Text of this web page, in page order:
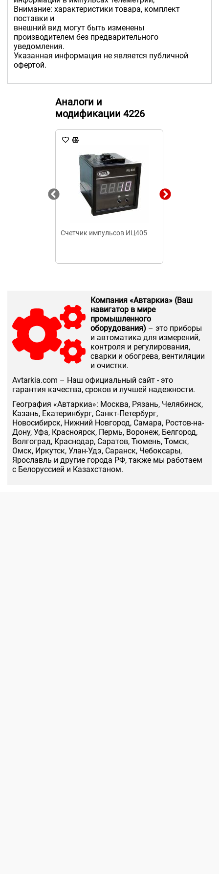
Внимание: характеристики товара, комплект
поставки и
внешний вид могут быть изменены
производителем без предварительного
уведомления.
Указанная информация не является публичной
офертой.
Аналоги и
модификации 4226
Счетчик импульсов ИЦ405
Компания «Автаркиа» (Ваш
навигатор в мире
промышленного
оборудования) – это приборы
и автоматика для измерений,
контроля и регулирования,
сварки и обогрева, вентиляции
и очистки.
Аvtarkia.com – Наш официальный сайт - это
гарантия качества, сроков и лучшей надежности.
География «Автаркиа»: Москва, Рязань, Челябинск,
Казань, Екатеринбург, Санкт-Петербург,
Новосибирск, Нижний Новгород, Самара, Ростов-на-
Дону, Уфа, Красноярск, Пермь, Воронеж, Белгород,
Волгоград, Краснодар, Саратов, Тюмень, Томск,
Омск, Иркутск, Улан-Удэ, Саранск, Чебоксары,
Ярославль и другие города РФ, также мы работаем
с Белоруссией и Казахстаном.